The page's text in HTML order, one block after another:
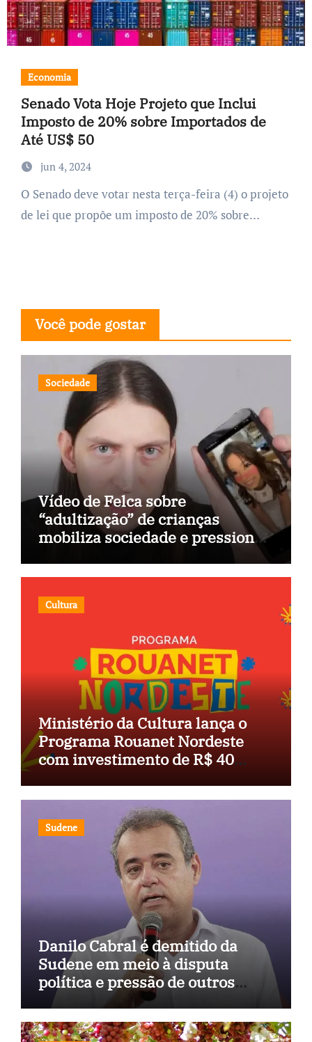
Economia
Senado Vota Hoje Projeto que Inclui
Imposto de 20% sobre Importados de
Até US$ 50
jun 4, 2024
O Senado deve votar nesta terça-feira (4) o projeto
de lei que propõe um imposto de 20% sobre…
Você pode gostar
Sociedade
Vídeo de Felca sobre
“adultização” de crianças
mobiliza sociedade e pressiona
Cultura
Ministério da Cultura lança o
Programa Rouanet Nordeste
com investimento de R$ 40
Sudene
Danilo Cabral é demitido da
Sudene em meio à disputa
política e pressão de outros
estados